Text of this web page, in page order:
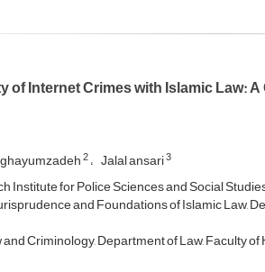
Internet Crimes with Islamic Law:
2 Jalal ansari3
Institute for Police Sciences and Social
and Foundations of Islamic Law,
Criminology, Department of Law, Faculty